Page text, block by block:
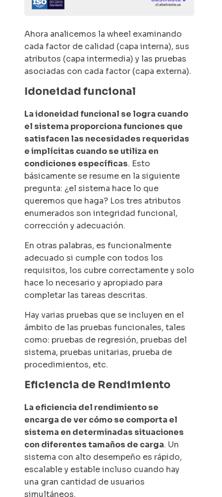
Ahora analicemos la wheel examinando
cada factor de calidad (capa interna), sus
atributos (capa intermedia) y las pruebas
asociadas con cada factor (capa externa).
Idoneidad funcional
La idoneidad funcional se logra cuando
el sistema proporciona funciones que
satisfacen las necesidades requeridas
e implícitas cuando se utiliza en
condiciones específicas. Esto
básicamente se resume en la siguiente
pregunta: ¿el sistema hace lo que
queremos que haga? Los tres atributos
enumerados son integridad funcional,
corrección y adecuación.
En otras palabras, es funcionalmente
adecuado si cumple con todos los
requisitos, los cubre correctamente y solo
hace lo necesario y apropiado para
completar las tareas descritas.
Hay varias pruebas que se incluyen en el
ámbito de las pruebas funcionales, tales
como: pruebas de regresión, pruebas del
sistema, pruebas unitarias, prueba de
procedimientos, etc.
Eficiencia de Rendimiento
La eficiencia del rendimiento se
encarga de ver cómo se comporta el
sistema en determinadas situaciones
con diferentes tamaños de carga. Un
sistema con alto desempeño es rápido,
escalable y estable incluso cuando hay
una gran cantidad de usuarios
simultáneos.